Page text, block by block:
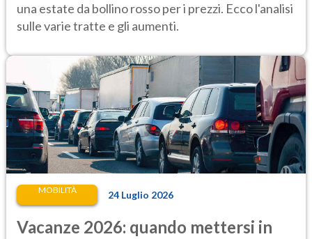
una estate da bollino rosso per i prezzi. Ecco l'analisi
sulle varie tratte e gli aumenti.
MOBILITÀ 24 Luglio 2026
Vacanze 2026: quando mettersi in